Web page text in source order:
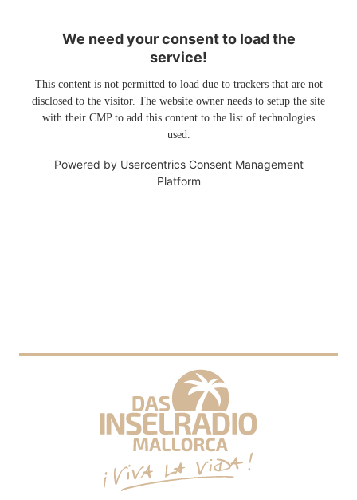
We need your consent to load the
service!
This content is not permitted to load due to trackers that are not
disclosed to the visitor. The website owner needs to setup the site
with their CMP to add this content to the list of technologies
used.
Powered by Usercentrics Consent Management
Platform